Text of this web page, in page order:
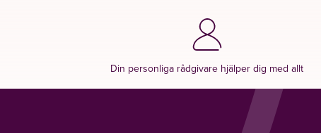
Din personliga rådgivare hjälper dig med allt